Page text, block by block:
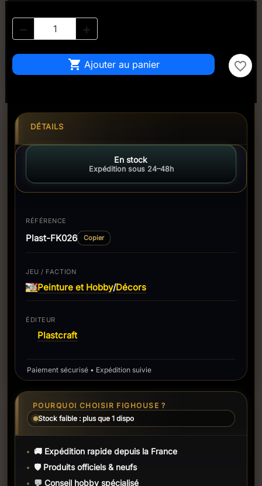
 
 Ajouter au panier favorite_border
DÉTAILS
En stock
Expédition sous 24–48h
RÉFÉRENCE
Plast-FK026 Copier
JEU / FACTION
Peinture et Hobby/Décors
ÉDITEUR
Plastcraft
Paiement sécurisé • Expédition suivie
POURQUOI CHOISIR FIGHOUSE ?
Stock faible : plus que 1 dispo
🚚 Expédition rapide depuis la France
🛡️ Produits officiels & neufs
💬 Conseil hobby spécialisé